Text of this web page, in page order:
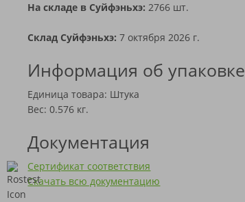
На складе в Суйфэньхэ: 2766 шт.
Склад Суйфэньхэ: 7 октября 2026 г.
Информация об упаковке
Единица товара: Штука
Вес: 0.576 кг.
Документация
Сертификат соответствия
Скачать всю документацию